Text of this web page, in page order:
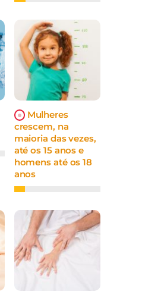
Mulheres
crescem, na
maioria das vezes,
até os 15 anos e
homens até os 18
anos